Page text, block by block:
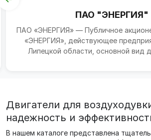
ПАО "ЭНЕРГИЯ"
ПАО «ЭНЕРГИЯ» — Публичное
«ЭНЕРГИЯ», действующее
Липецкой области, основной вид
Двигатели для
надежность и
В нашем каталоге представлена